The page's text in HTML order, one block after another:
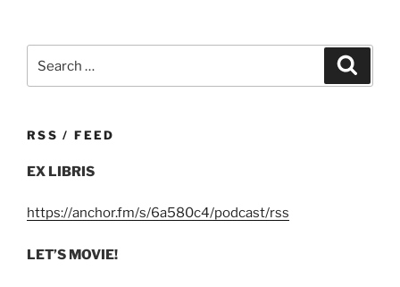
for:
RSS / FEED
EX LIBRIS
https://anchor.fm/s/6a580c4/podcast/rss
LET’S MOVIE!